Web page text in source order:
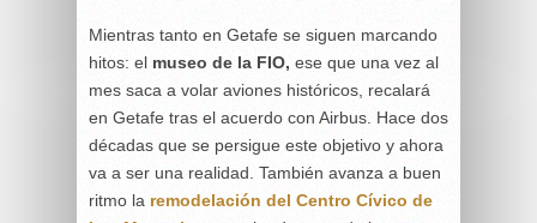
Mientras tanto en Getafe se siguen marcando
hitos: el museo de la FIO, ese que una vez al
mes saca a volar aviones históricos, recalará
en Getafe tras el acuerdo con Airbus. Hace dos
décadas que se persigue este objetivo y ahora
va a ser una realidad. También avanza a buen
ritmo la remodelación del Centro Cívico de